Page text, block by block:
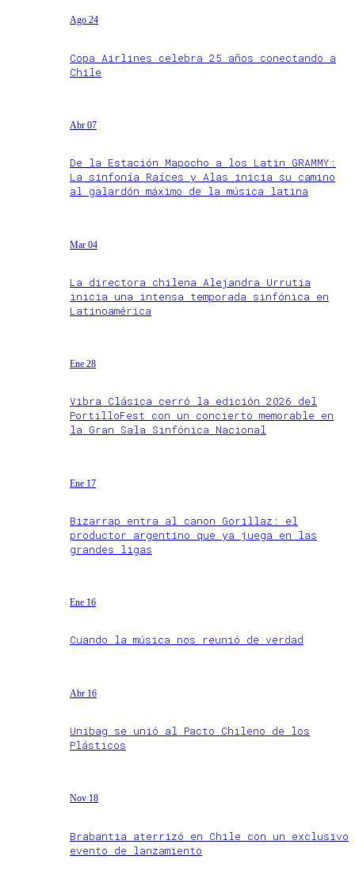
Ago 24
Copa Airlines celebra 25 años conectando a
Chile
Abr 07
De la Estación Mapocho a los Latin GRAMMY:
La sinfonía Raíces y Alas inicia su camino
al galardón máximo de la música latina
Mar 04
La directora chilena Alejandra Urrutia
inicia una intensa temporada sinfónica en
Latinoamérica
Ene 28
Vibra Clásica cerró la edición 2026 del
PortilloFest con un concierto memorable en
la Gran Sala Sinfónica Nacional
Ene 17
Bizarrap entra al canon Gorillaz: el
productor argentino que ya juega en las
grandes ligas
Ene 16
Cuando la música nos reunió de verdad
Abr 16
Unibag se unió al Pacto Chileno de los
Plásticos
Nov 18
Brabantia aterrizó en Chile con un exclusivo
evento de lanzamiento